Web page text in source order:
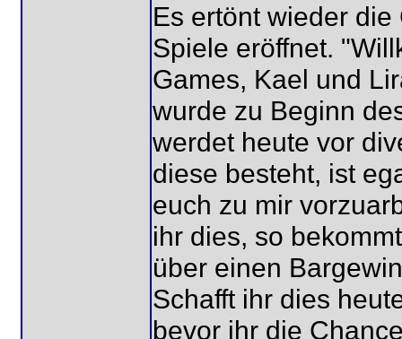
Es ertönt wieder
Spiele eröffnet.
Games, Kael und
wurde zu Beginn
werdet heute vor
diese besteht, ist
euch zu mir
ihr dies, so
über einen
Schafft ihr dies
bevor ihr die